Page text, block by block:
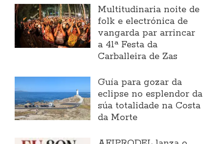
Multitudinaria noite de
folk e electrónica de
vangarda par arrincar
a 41ª Festa da
Carballeira de Zas
Guía para gozar da
eclipse no esplendor da
súa totalidade na Costa
da Morte